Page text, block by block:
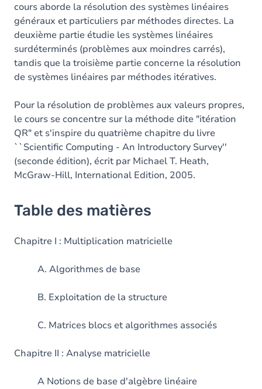
cours aborde la résolution des systèmes linéaires
généraux et particuliers par méthodes directes. La
deuxième partie étudie les systèmes linéaires
surdéterminés (problèmes aux moindres carrés),
tandis que la troisième partie concerne la résolution
de systèmes linéaires par méthodes itératives.
Pour la résolution de problèmes aux valeurs propres,
le cours se concentre sur la méthode dite "itération
QR" et s'inspire du quatrième chapitre du livre
``Scientific Computing - An Introductory Survey''
(seconde édition), écrit par Michael T. Heath,
‎McGraw-Hill, International Edition, 2005.
Table des matières
Chapitre I : Multiplication matricielle
A. Algorithmes de base
B. Exploitation de la structure
C. Matrices blocs et algorithmes associés
Chapitre II : Analyse matricielle
A Notions de base d'algèbre linéaire